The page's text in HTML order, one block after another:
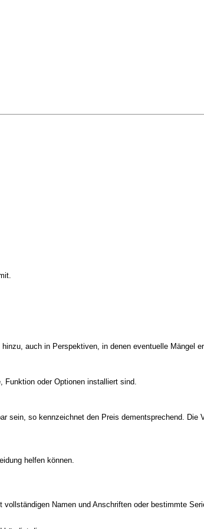
auch in Perspektiven, in denen eventuelle Mängel
oder Optionen installiert sind.
sein, so kennzeichnet den Preis dementsprechend. Die
helfen können.
Namen und Anschriften oder bestimmte